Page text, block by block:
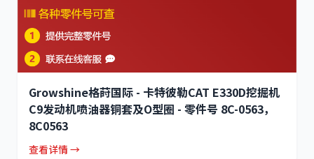
Growshine格莳国际 - 卡特彼勒CAT E330D挖掘机
C9发动机喷油器铜套及O型圈 - 零件号 8C-0563，
8C0563
查看详情 →